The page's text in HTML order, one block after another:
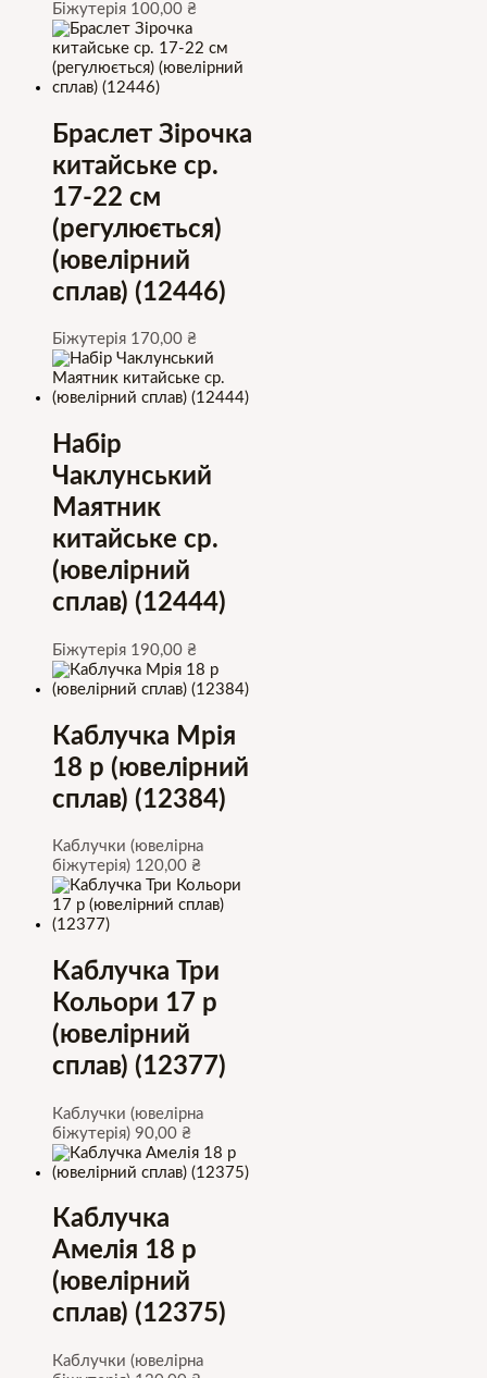
Біжутерія 100,00 ₴
Браслет Зірочка
китайське ср.
17-22 см
(регулюється)
(ювелірний
сплав) (12446)
Біжутерія 170,00 ₴
Набір
Чаклунський
Маятник
китайське ср.
(ювелірний
сплав) (12444)
Біжутерія 190,00 ₴
Каблучка Мрія
18 р (ювелірний
сплав) (12384)
Каблучки (ювелірна
біжутерія) 120,00 ₴
Каблучка Три
Кольори 17 р
(ювелірний
сплав) (12377)
Каблучки (ювелірна
біжутерія) 90,00 ₴
Каблучка
Амелія 18 р
(ювелірний
сплав) (12375)
Каблучки (ювелірна